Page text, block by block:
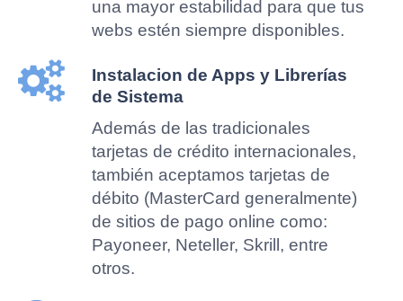
una mayor estabilidad para que tus
webs estén siempre disponibles.
Instalacion de Apps y Librerías
de Sistema
Además de las tradicionales
tarjetas de crédito internacionales,
también aceptamos tarjetas de
débito (MasterCard generalmente)
de sitios de pago online como:
Payoneer, Neteller, Skrill, entre
otros.